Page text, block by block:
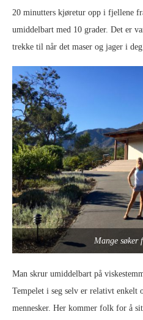
20 minutters kjøretur opp i fjellene
umiddelbart med 10 grader. Det er
trekke til når det maser og jager i
Mange søker
Man skrur umiddelbart på
Tempelet i seg selv er relativt enkelt
mennesker. Her kommer folk for å